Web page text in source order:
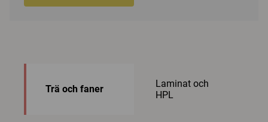
Trä och faner
Laminat och
HPL